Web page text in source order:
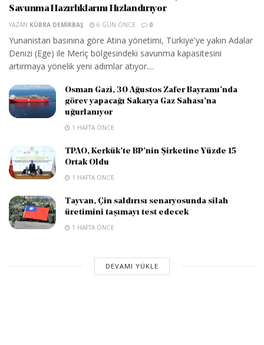
Savunma Hazırlıklarını Hızlandırıyor
YAZAN KÜBRA DEMIRBAŞ 6 GÜN ÖNCE 0
Yunanistan basınına göre Atina yönetimi, Türkiye'ye yakın Adalar
Denizi (Ege) ile Meriç bölgesindeki savunma kapasitesini
artırmaya yönelik yeni adımlar atıyor....
Osman Gazi, 30 Ağustos Zafer Bayramı’nda
görev yapacağı Sakarya Gaz Sahası’na
uğurlanıyor
1 HAFTA ÖNCE
TPAO, Kerkük’te BP’nin Şirketine Yüzde 15
Ortak Oldu
1 HAFTA ÖNCE
Tayvan, Çin saldırısı senaryosunda silah
üretimini taşımayı test edecek
1 HAFTA ÖNCE
DEVAMI YÜKLE